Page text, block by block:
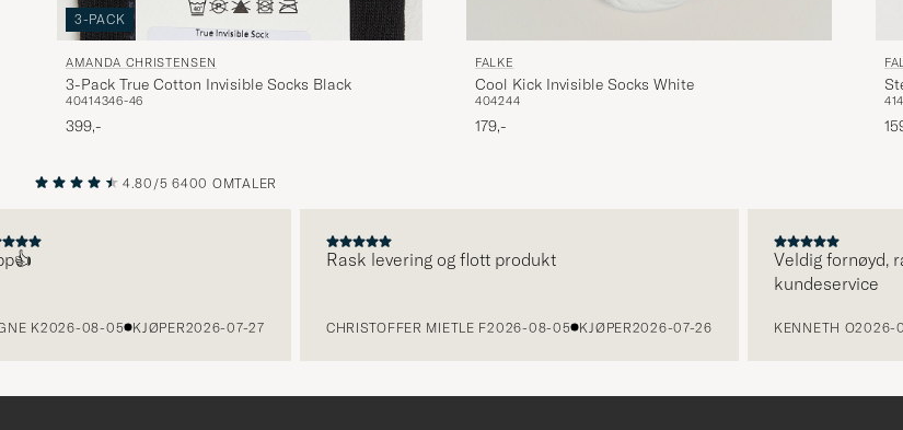
3-PACK
AMANDA CHRISTENSEN
3-Pack True Cotton Invisible Socks Black
40414346-46
399,-
FALKE
Cool Kick Invisible Socks White
404244
179,-
41
NESTE
4.80/5 6400 OMTALER
K2026-08-05 KJØPER2026-07-27
Rask levering og flott produkt
CHRISTOFFER MIETLE F2026-08-05 KJØPER2026-07-26
Veldig fornøyd,
kundeservice
KENNETH O2026-08-